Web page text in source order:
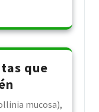
que
mucosa),